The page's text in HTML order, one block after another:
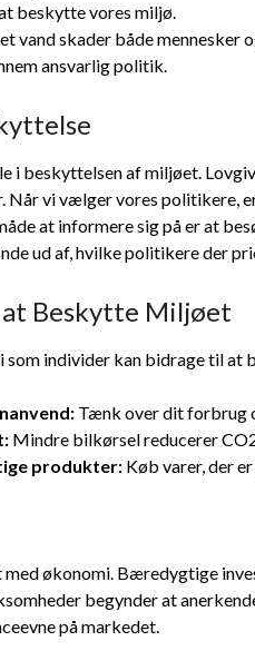
beskytte vores miljø.
vand skader både
ansvarlig politik.
i beskyttelsen af miljøet.
vi vælger vores politikere,
at informere sig på er at
ud af, hvilke politikere der
Beskytte Miljøet
som individer kan bidrage til
Tænk over dit forbrug
Mindre bilkørsel reducerer
produkter: Køb varer, der
økonomi. Bæredygtige
begynder at
på markedet.